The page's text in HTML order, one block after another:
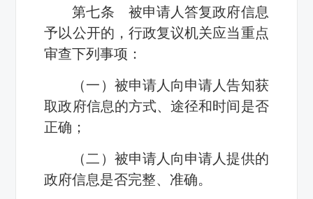
第七条 被申请人答复政府信息
予以公开的，行政复议机关应当重点
审查下列事项：
（一）被申请人向申请人告知获
取政府信息的方式、途径和时间是否
正确；
（二）被申请人向申请人提供的
政府信息是否完整、准确。